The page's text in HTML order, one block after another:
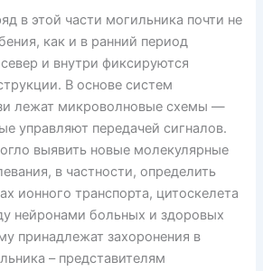
в этой части могильника почти не
как и в ранний период
и внутри фиксируются
В основе систем
лежат микроволновые схемы —
управляют передачей сигналов.
выявить новые молекулярные
в частности, определить
ионного транспорта, цитоскелета
нейронами больных и здоровых
принадлежат захоронения в
– представителям